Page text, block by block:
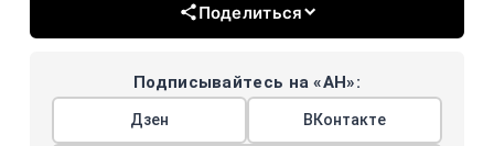
Поделиться
Подписывайтесь на «АН»:
Дзен ВКонтакте